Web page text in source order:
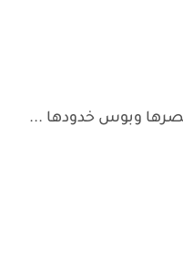
وبوس خدودها ...